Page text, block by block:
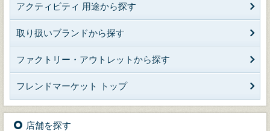
アクティビティ 用途から探す
取り扱いブランドから探す
ファクトリー・アウトレットから探す
フレンドマーケット トップ
店舗を探す